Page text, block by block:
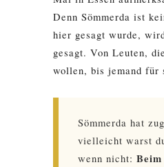
Denn Sömmerda ist
hier gesagt wurde,
gesagt. Von Leuten,
wollen, bis jemand für
Sömmerda hat
vielleicht warst
wenn nicht: